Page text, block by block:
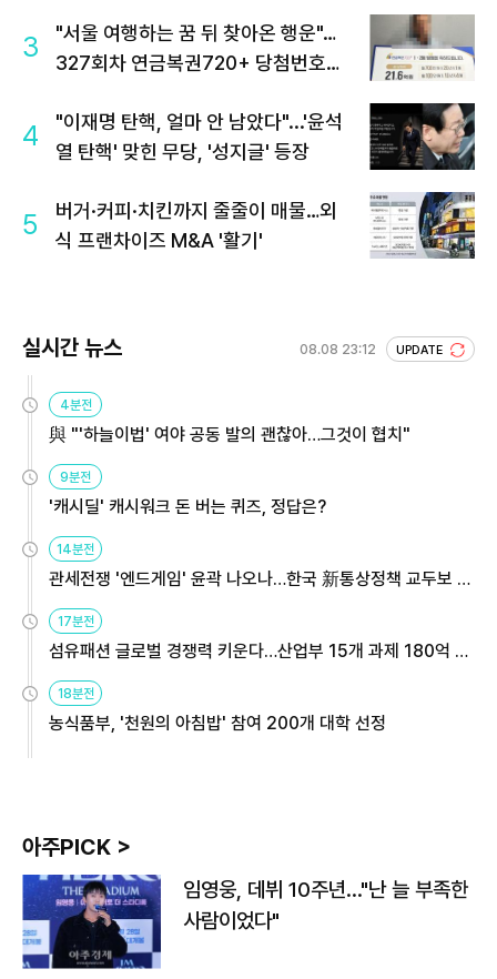
3
"서울 여행하는 꿈 뒤 찾아온 행운"…
327회차 연금복권720+ 당첨번호조
4
"이재명 탄핵, 얼마 안 남았다"...'윤석
열 탄핵' 맞힌 무당, '성지글' 등장
5
버거·커피·치킨까지 줄줄이 매물…외
식 프랜차이즈 M&A '활기'
실시간 뉴스 08.08 23:12 UPDATE
4분전
與 "'하늘이법' 여야 공동 발의 괜찮아…그것이 협치"
9분전
'캐시딜' 캐시워크 돈 버는 퀴즈, 정답은?
14분전
관세전쟁 '엔드게임' 윤곽 나오나…한국 新통상정책 교두보 활
17분전
섬유패션 글로벌 경쟁력 키운다…산업부 15개 과제 180억 지
18분전
농식품부, '천원의 아침밥' 참여 200개 대학 선정
아주PICK >
임영웅, 데뷔 10주년…"난 늘 부족한
사람이었다"